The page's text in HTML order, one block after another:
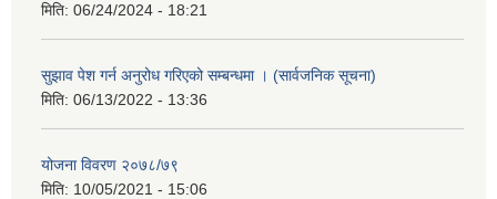
मिति: 06/24/2024 - 18:21
सुझाव पेश गर्न अनुरोध गरिएको सम्बन्धमा । (सार्वजनिक सूचना)
मिति: 06/13/2022 - 13:36
योजना विवरण २०७८/७९
मिति: 10/05/2021 - 15:06